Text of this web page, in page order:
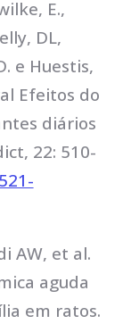
E.,
DL,
e Huestis,
Efeitos do
diários
22: 510-
AW, et al.
aguda
em ratos.